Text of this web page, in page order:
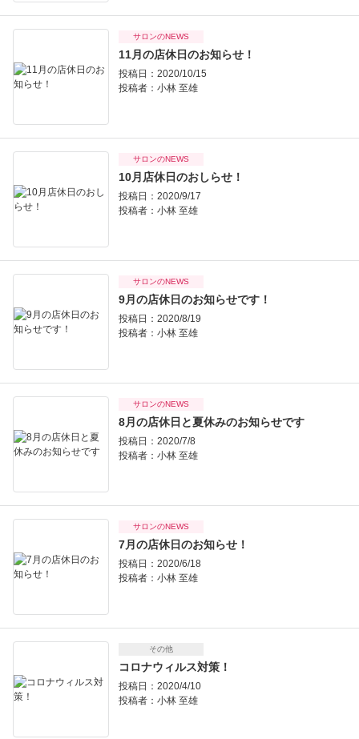
サロンのNEWS
11月の店休日のお知らせ！
投稿日：2020/10/15
投稿者： 小林 至雄
サロンのNEWS
10月店休日のおしらせ！
投稿日：2020/9/17
投稿者： 小林 至雄
サロンのNEWS
9月の店休日のお知らせです！
投稿日：2020/8/19
投稿者： 小林 至雄
サロンのNEWS
8月の店休日と夏休みのお知らせです
投稿日：2020/7/8
投稿者： 小林 至雄
サロンのNEWS
7月の店休日のお知らせ！
投稿日：2020/6/18
投稿者： 小林 至雄
その他
コロナウィルス対策！
投稿日：2020/4/10
投稿者： 小林 至雄